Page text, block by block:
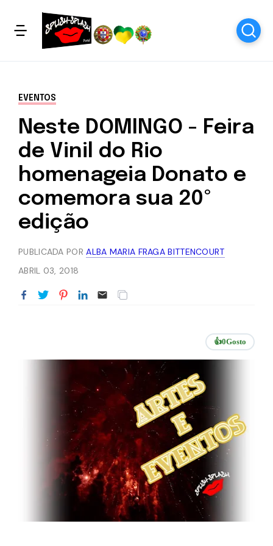
EVENTOS
Neste DOMINGO - Feira
de Vinil do Rio
homenageia Donato e
comemora sua 20º
edição
PUBLICADA PORALBA MARIA FRAGA BITTENCOURT
ABRIL 03, 2018
👍0Gosto